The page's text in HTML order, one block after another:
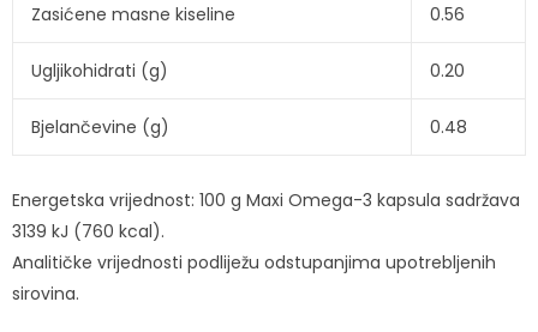
Zasićene masne kiseline 0.56
Ugljikohidrati (g) 0.20
Bjelančevine (g) 0.48
Energetska vrijednost: 100 g Maxi Omega-3 kapsula sadržava
3139 kJ (760 kcal).
Analitičke vrijednosti podliježu odstupanjima upotrebljenih
sirovina.